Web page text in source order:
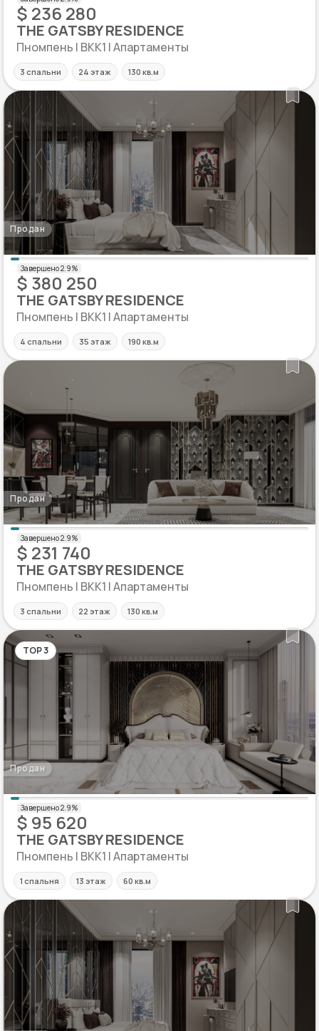
$ 236 280
THE GATSBY RESIDENCE
Пномпень | BKK1 | Апартаменты
3 спальни 24 этаж 130 кв.м
Продан
$ 380 250
THE GATSBY RESIDENCE
Пномпень | BKK1 | Апартаменты
4 спальни 35 этаж 190 кв.м
Продан
$ 231 740
THE GATSBY RESIDENCE
Пномпень | BKK1 | Апартаменты
3 спальни 22 этаж 130 кв.м
TOP 3
Продан
$ 95 620
THE GATSBY RESIDENCE
Пномпень | BKK1 | Апартаменты
1 спальня 13 этаж 60 кв.м